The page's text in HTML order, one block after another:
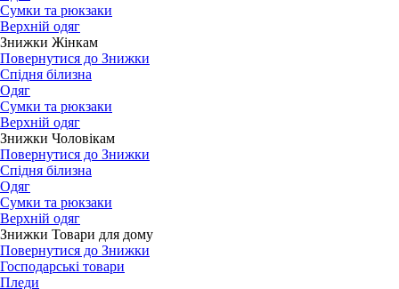
Сумки та рюкзаки
Верхній одяг
Знижки Жінкам
Повернутися до Знижки
Спідня білизна
Одяг
Сумки та рюкзаки
Верхній одяг
Знижки Чоловікам
Повернутися до Знижки
Спідня білизна
Одяг
Сумки та рюкзаки
Верхній одяг
Знижки Товари для дому
Повернутися до Знижки
Господарські товари
Пледи